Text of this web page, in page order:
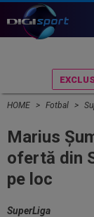
HOME Fotbal
Marius
ofertă din
pe loc
SuperLiga